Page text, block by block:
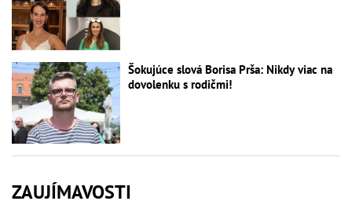
Šokujúce slová Borisa Prša: Nikdy viac na
dovolenku s rodičmi!
ZAUJÍMAVOSTI